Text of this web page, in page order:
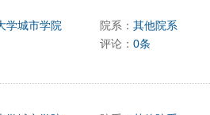
学城市学院 院系： 其他院系
评论： 0条